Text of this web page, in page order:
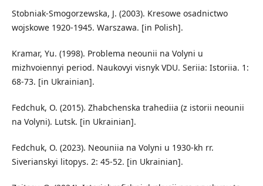
Stobniak-Smogorzewska, J. (2003). Kresowe osadnictwo
wojskowe 1920-1945. Warszawa. [in Polish].
Kramar, Yu. (1998). Problema neounii na Volyni u
mizhvoiennyi period. Naukovyi visnyk VDU. Seriia: Istoriia. 1:
68-73. [in Ukrainian].
Fedchuk, O. (2015). Zhabchenska trahediia (z istorii neounii
na Volyni). Lutsk. [in Ukrainian].
Fedchuk, O. (2023). Neouniia na Volyni u 1930-kh rr.
Siverianskyi litopys. 2: 45-52. [in Ukrainian].